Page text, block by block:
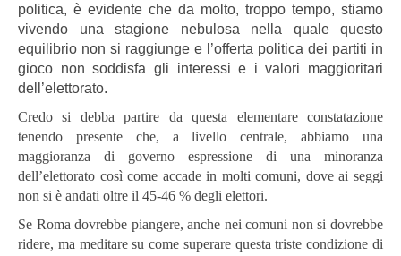
politica, è evidente che da molto, troppo tempo, stiamo
vivendo una stagione nebulosa nella quale questo
equilibrio non si raggiunge e l’offerta politica dei partiti in
gioco non soddisfa gli interessi e i valori maggioritari
dell’elettorato.
Credo si debba partire da questa elementare constatazione
tenendo presente che, a livello centrale, abbiamo una
maggioranza di governo espressione di una minoranza
dell’elettorato così come accade in molti comuni, dove ai seggi
non si è andati oltre il 45-46 % degli elettori.
Se Roma dovrebbe piangere, anche nei comuni non si dovrebbe
ridere, ma meditare su come superare questa triste condizione di